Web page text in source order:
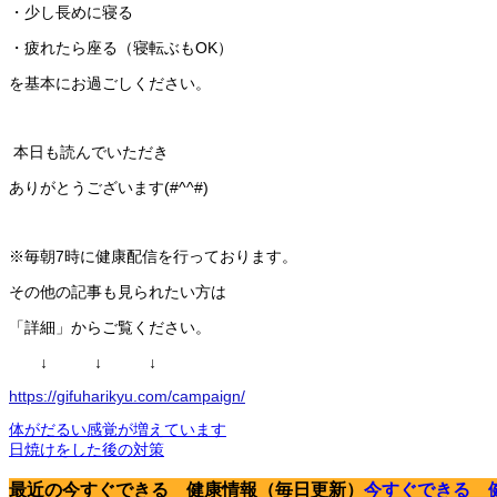
・少し長めに寝る
・疲れたら座る（寝転ぶもOK）
を基本にお過ごしください。
本日も読んでいただき
ありがとうございます(#^^#)
※毎朝7時に健康配信を行っております。
その他の記事も見られたい方は
「詳細」からご覧ください。
↓ ↓ ↓
https://gifuharikyu.com/campaign/
体がだるい感覚が増えています
日焼けをした後の対策
最近の今すぐできる 健康情報（毎日更新） 今すぐできる